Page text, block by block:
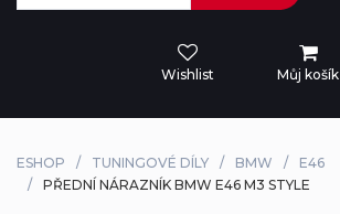
Wishlist Můj košík
ESHOP TUNINGOVÉ DÍLY BMW
E46
PŘEDNÍ NÁRAZNÍK BMW E46 M3 STYLE